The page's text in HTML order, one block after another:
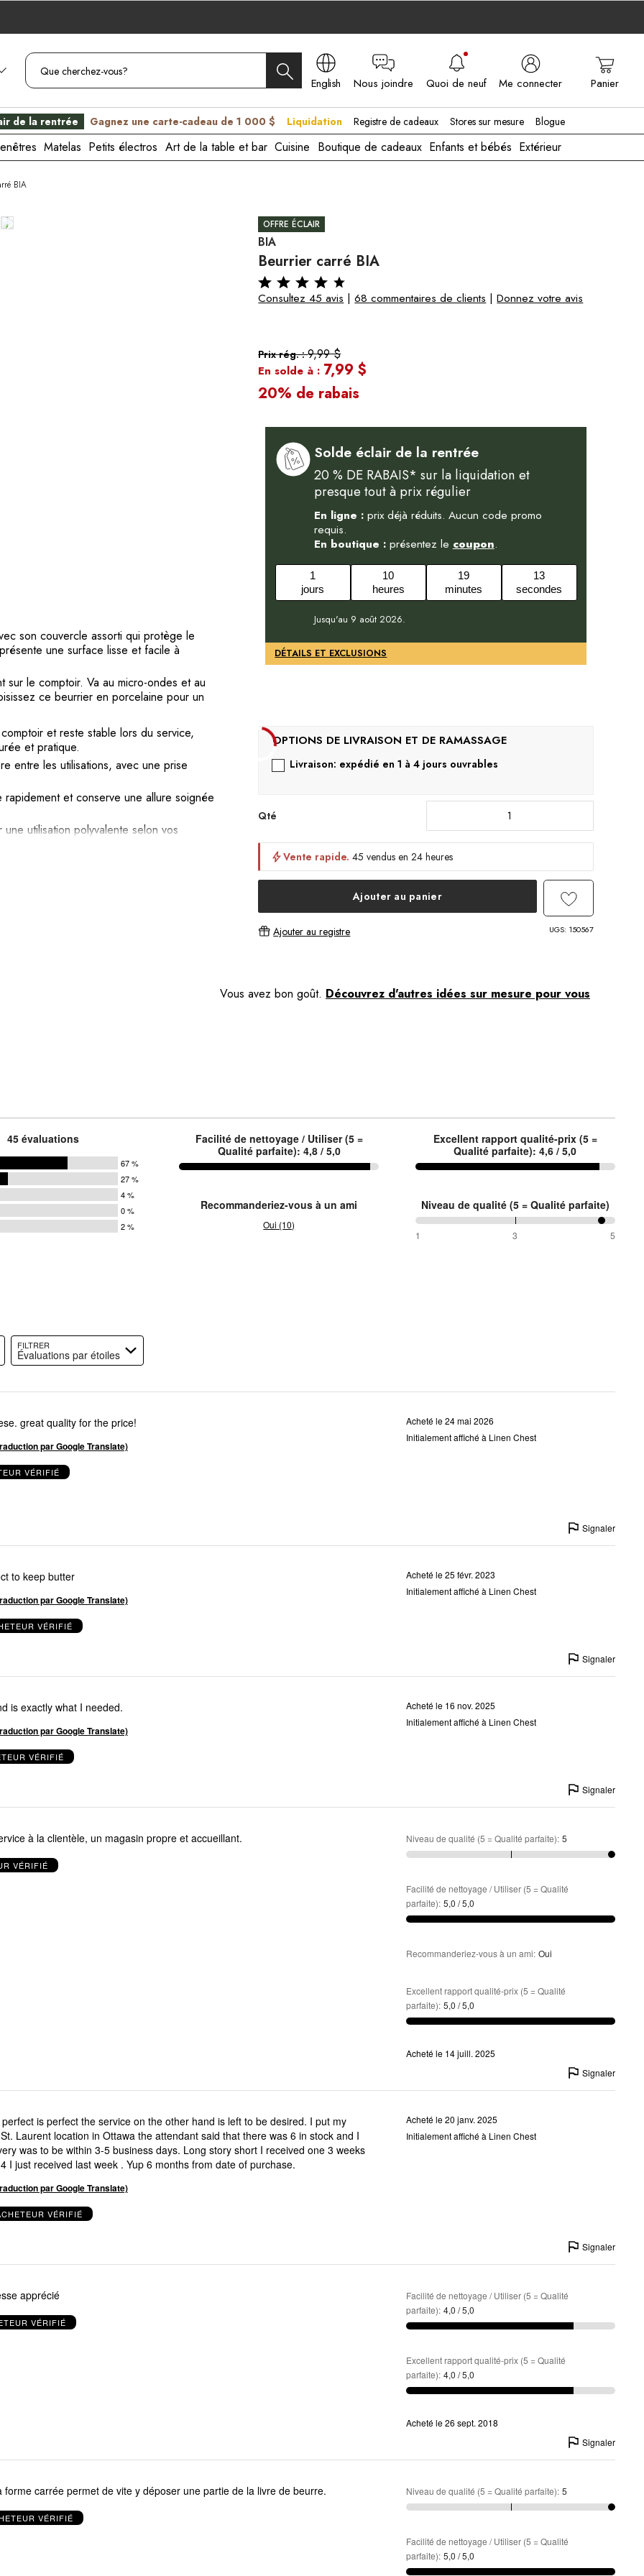
English
CA - EN
Nous joindre Quoi de neuf Me connecter Panier
de la rentrée Gagnez une carte-cadeau de 1 000 $ Liquidation Registre de cadeaux Stores sur mesure Blogue
Matelas Petits électros Art de la table et bar Cuisine Boutique de cadeaux Enfants et bébés Extérieur
BIA
OFFRE ÉCLAIR
BIA
Beurrier carré BIA
Consultez 45 avis |68 commentaires de clients |Donnez votre avis
Prix rég. :9,99 $
En solde à : 7,99 $
20% de rabais
Solde éclair de la rentrée
20 % DE RABAIS* sur la liquidation et
presque tout à prix régulier
En ligne :prix déjà réduits. Aucun code promo
requis.
En boutique :présentez le coupon.
1
jours
10
heures
19
minutes
12
secondes
Jusqu'au 9 août 2026.
DÉTAILS ET EXCLUSIONS
Livraison: expédié en 1 à 4 jours ouvrables
Qté
Vente rapide. 45 vendus en 24 heures
Ajouter au panier
Ajouter au registre UGS: 150567
son couvercle assorti qui protège le
une surface lisse et facile à
sur le comptoir. Va au micro-ondes et au
ce beurrier en porcelaine pour un
et reste stable lors du service,
et pratique.
entre les utilisations, avec une prise
et conserve une allure soignée
utilisation polyvalente selon vos
Vous avez bon goût. Découvrez d'autres idées sur mesure pour vous
45 évaluations
67 %
27 %
4 %
0 %
2 %
Facilité de nettoyage / Utiliser (5 =
Qualité parfaite): 4,8 / 5,0
Recommanderiez-vous à un ami
Oui (10)
Excellent rapport qualité-prix (5 =
Qualité parfaite): 4,6 / 5,0
Niveau de qualité (5 = Qualité parfaite)
95 %
entre
1 3 5
FILTRER
Évaluations par étoiles
great quality for the price!
par Google Translate)
VÉRIFIÉ
Acheté le 24 mai 2026
Initialement affiché à Linen Chest
Signaler
to keep butter
par Google Translate)
VÉRIFIÉ
Acheté le 25 févr. 2023
Initialement affiché à Linen Chest
Signaler
is exactly what I needed.
par Google Translate)
VÉRIFIÉ
Acheté le 16 nov. 2025
Initialement affiché à Linen Chest
Signaler
à la clientèle, un magasin propre et accueillant.
VÉRIFIÉ
Niveau de qualité (5 = Qualité parfaite): 5
Facilité de nettoyage / Utiliser (5 = Qualité
parfaite): 5,0 / 5,0
Recommanderiez-vous à un ami: Oui
Excellent rapport qualité-prix (5 = Qualité
parfaite): 5,0 / 5,0
Acheté le 14 juill. 2025
Signaler
is perfect the service on the other hand is left to be desired. I put my
Laurent location in Ottawa the attendant said that there was 6 in stock and I
was to be within 3-5 business days. Long story short I received one 3 weeks
I just received last week . Yup 6 months from date of purchase.
par Google Translate)
VÉRIFIÉ
Acheté le 20 janv. 2025
Initialement affiché à Linen Chest
Signaler
apprécié
VÉRIFIÉ
Facilité de nettoyage / Utiliser (5 = Qualité
parfaite): 4,0 / 5,0
Excellent rapport qualité-prix (5 = Qualité
parfaite): 4,0 / 5,0
Acheté le 26 sept. 2018
Signaler
forme carrée permet de vite y déposer une partie de la livre de beurre.
VÉRIFIÉ
Niveau de qualité (5 = Qualité parfaite): 5
Facilité de nettoyage / Utiliser (5 = Qualité
parfaite): 5,0 / 5,0